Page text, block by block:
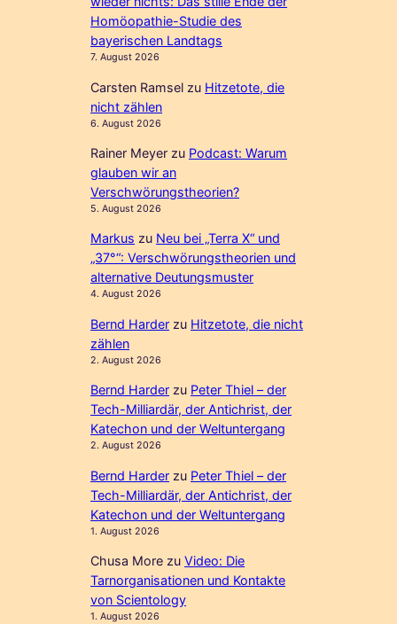
Homöopathie-Studie des
bayerischen Landtags
7. August 2026
Carsten Ramsel zu Hitzetote, die
nicht zählen
6. August 2026
Rainer Meyer zu Podcast: Warum
glauben wir an
Verschwörungstheorien?
5. August 2026
Markus zu Neu bei „Terra X“ und
„37°“: Verschwörungstheorien und
alternative Deutungsmuster
4. August 2026
Bernd Harder zu Hitzetote, die nicht
zählen
2. August 2026
Bernd Harder zu Peter Thiel – der
Tech-Milliardär, der Antichrist, der
Katechon und der Weltuntergang
2. August 2026
Bernd Harder zu Peter Thiel – der
Tech-Milliardär, der Antichrist, der
Katechon und der Weltuntergang
1. August 2026
Chusa More zuVideo: Die
Tarnorganisationen und Kontakte
von Scientology
1. August 2026